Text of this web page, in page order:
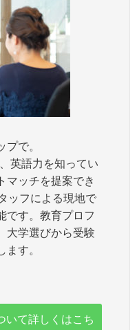
で。
英語力を知ってい
マッチを提案でき
ッフによる現地で
です。教育プロフ
大学選びから受験
す。
いて詳しくはこち